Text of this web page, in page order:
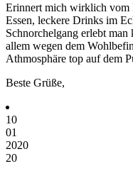
Erinnert mich wirklich vom
Essen, leckere Drinks im
Schnorchelgang erlebt
allem wegen dem
Athmosphäre top auf dem
Beste Grüße,
10
01
2020
20